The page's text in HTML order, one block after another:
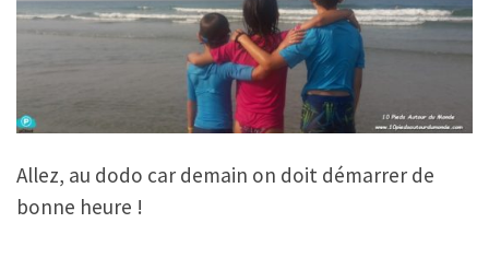
Allez, au dodo car demain on doit démarrer de
bonne heure !